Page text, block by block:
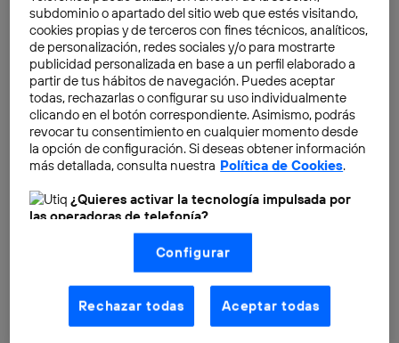
mayoría de aspirantes.
En el estudio se han analizado los perfiles de más de
10.000 individuos que han sido contratados o
reubicados en las 25 compañías más importantes de
Silicon Valley desde 2016. Para recopilar todos estos
datos, han utilizado en suAPIunalgoritmo
desarrollado para indexar las habilidades. Gracias a
este proceso, se pueda analizar en tiempo real cuál es
el perfil ideal que buscan las empresas tecnológicas.
Los parámetros a tener en cuenta han sido: las
habilidades que más han abundado en las últimas
contrataciones de algunas de estas compañías, y el
puesto de trabajo que han cubierto las personas
seleccionadas.
subdominio o apartado del sitio web que estés visitando,
cookies propias y de terceros con fines técnicos, analíticos,
de personalización, redes sociales y/o para mostrarte
publicidad personalizada en base a un perfil elaborado a
partir de tus hábitos de navegación. Puedes aceptar
todas, rechazarlas o configurar su uso individualmente
clicando en el botón correspondiente. Asimismo, podrás
revocar tu consentimiento en cualquier momento desde
la opción de configuración. Si deseas obtener información
más detallada, consulta nuestra Política de Cookies.
¿Quieres activar la tecnología impulsada por
las operadoras de telefonía?
Nosotros, Telefónica S.A., utilizamos la tecnología Utiq para
realizar nuestras acciones de marketing digital o análisis
(como se describe en este aviso de consentimiento)
basadas en tu navegación en nuestra(s) web(s)
aquí(solo cuando utilizas una conexión a
internet habilitada , proporcionada por una de las
operadoras de telefonía participantes, y otorgas tu
Configurar
Rechazar todas Aceptar todas